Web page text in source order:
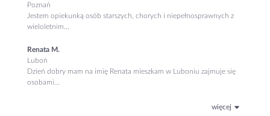
Poznań
Jestem opiekunką osób starszych, chorych i niepełnosprawnych z
wieloletnim...
Renata M.
Luboń
Dzień dobry mam na imię Renata mieszkam w Luboniu zajmuje się
osobami...
więcej